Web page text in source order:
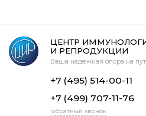
ЦЕНТР
И РЕПРОДУКЦИИ
Ваша надежная опора на
+7 (495) 514-00-11
+7 (499) 707-11-76
обратный звонок